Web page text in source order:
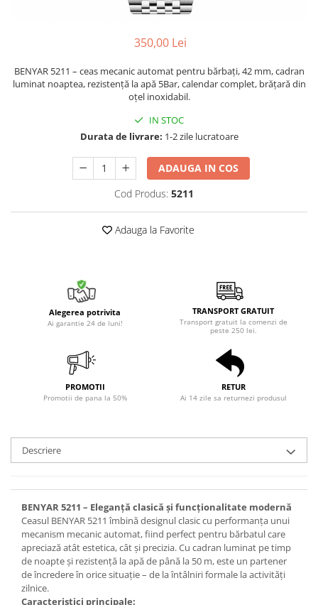
350,00 Lei
BENYAR 5211 – ceas mecanic automat pentru bărbați, 42 mm, cadran
luminat noaptea, rezistență la apă 5Bar, calendar complet, brățară din
oțel inoxidabil.
IN STOC
Durata de livrare: 1-2 zile lucratoare
ADAUGA IN COS
Cod Produs: 5211
Adauga la Favorite
Alegerea potrivita
Ai garantie 24 de luni!
TRANSPORT GRATUIT
Transport gratuit la comenzi de
peste 250 lei.
PROMOTII
Promotii de pana la 50%
RETUR
Ai 14 zile sa returnezi produsul
Descriere
BENYAR 5211 – Eleganță clasică și funcționalitate modernă
Ceasul BENYAR 5211 îmbină designul clasic cu performanța unui
mecanism mecanic automat, fiind perfect pentru bărbatul care
apreciază atât estetica, cât și precizia. Cu cadran luminat pe timp
de noapte și rezistență la apă de până la 50 m, este un partener
de încredere în orice situație – de la întâlniri formale la activități
zilnice.
Caracteristici principale: